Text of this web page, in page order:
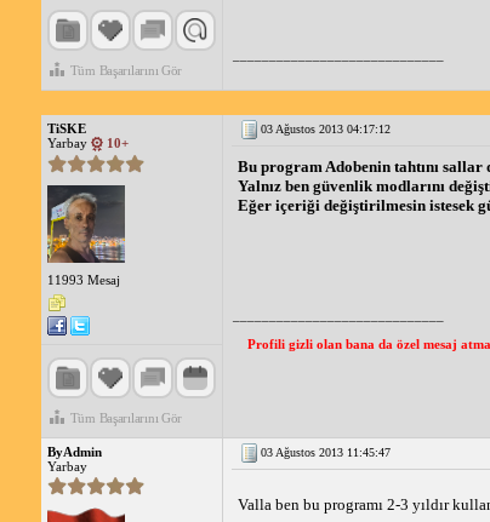
Tüm Başarılarını Gör
TiSKE
Yarbay
10+
11993 Mesaj
Tüm Başarılarını Gör
03 Ağustos 2013 04:17:12
Bu program Adobenin tahtını sallar
Yalnız ben güvenlik modlarını
Eğer içeriği değiştirilmesin istesek
Profili gizli olan bana da özel mesaj
ByAdmin
Yarbay
03 Ağustos 2013 11:45:47
Valla ben bu programı 2-3 yıldır